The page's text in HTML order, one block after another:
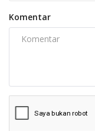
Komentar